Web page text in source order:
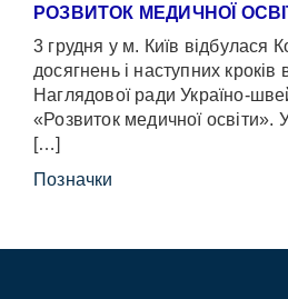
РОЗВИТОК МЕДИЧНОЇ
3 грудня у м. Київ відбулася
досягнень і наступних
Наглядової ради Україно-
«Розвиток медичної освіти».
[…]
Позначки